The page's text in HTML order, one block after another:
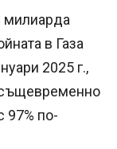
милиарда
в Газа
2025 г.,
същевременно
97% по-